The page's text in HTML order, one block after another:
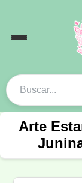
Arte